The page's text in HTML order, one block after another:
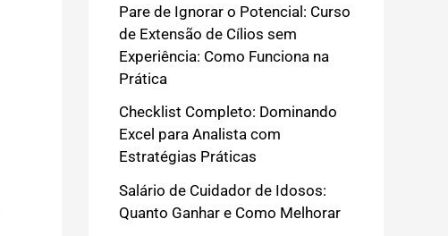
Pare de Ignorar o Potencial: Curso
de Extensão de Cílios sem
Experiência: Como Funciona na
Prática
Checklist Completo: Dominando
Excel para Analista com
Estratégias Práticas
Salário de Cuidador de Idosos:
Quanto Ganhar e Como Melhorar